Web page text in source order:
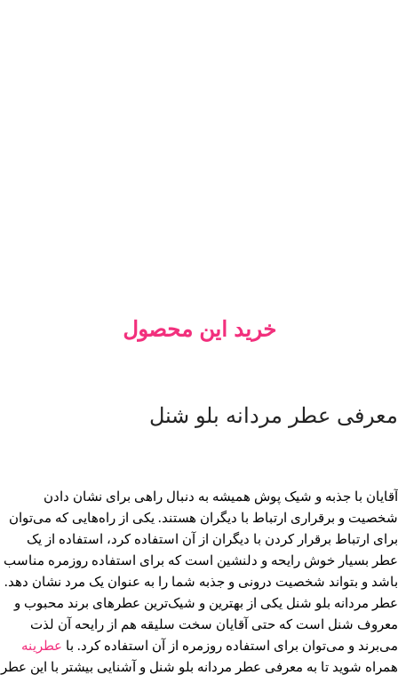
خرید این محصول
معرفی عطر مردانه بلو شنل
آقایان با جذبه و شیک پوش همیشه به دنبال راهی برای نشان دادن
شخصیت و برقراری ارتباط با دیگران هستند. یکی از راه‌هایی که می‌توان
برای ارتباط برقرار کردن با دیگران از آن استفاده کرد، استفاده از یک
عطر بسیار خوش رایحه و دلنشین است که برای استفاده روزمره مناسب
باشد و بتواند شخصیت درونی و جذبه شما را به عنوان یک مرد نشان دهد.
عطر مردانه بلو شنل یکی از بهترین و شیک‌ترین عطرهای برند محبوب و
معروف شنل است که حتی آقایان سخت سلیقه هم از رایحه آن لذت
می‌برند و می‌توان برای استفاده روزمره از آن استفاده کرد. با عطرینه
همراه شوید تا به معرفی عطر مردانه بلو شنل و آشنایی بیشتر با این عطر